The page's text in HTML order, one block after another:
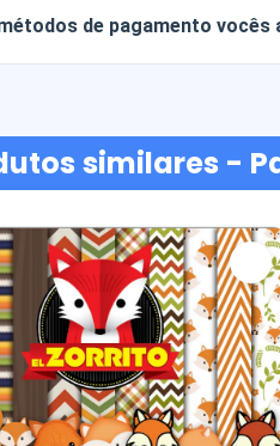
de pagamento vocês
similares -